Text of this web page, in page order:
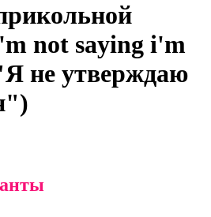
not saying i'm
не утверждаю